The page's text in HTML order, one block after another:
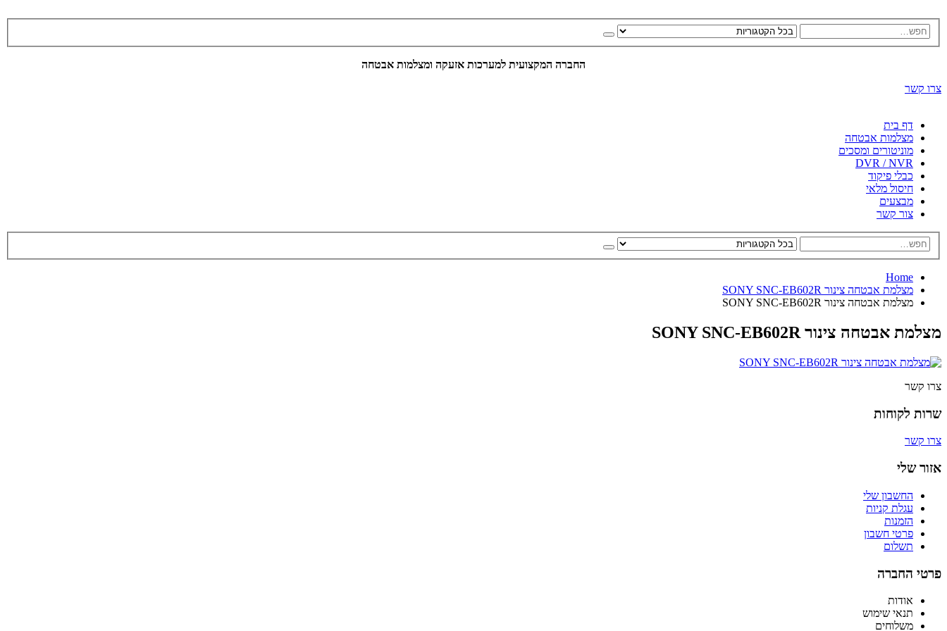
החברה המקצועית למערכות אזעקה ומצלמות אבטחה
צרו קשר
דף בית
מצלמות אבטחה
מוניטורים ומסכים
DVR / NVR
כבלי פיקוד
חיסול מלאי
מבצעים
צור קשר
Home
מצלמת אבטחה צינור SONY SNC-EB602R
מצלמת אבטחה צינור SONY SNC-EB602R
מצלמת אבטחה צינור SONY SNC-EB602R
צרו קשר
שרות לקוחות
צרו קשר
אזור שלי
החשבון שלי
עגלת קניות
הזמנות
פרטי חשבון
תשלום
פרטי החברה
אודות
תנאי שימוש
משלוחים